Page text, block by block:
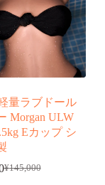
量ラブドール
Morgan ULW
Eカップ シ
¥145,000
元
現